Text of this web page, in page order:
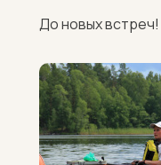
До новых встреч!